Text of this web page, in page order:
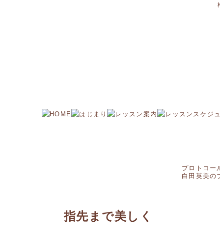
プロトコー
白田英美の
指先まで美しく